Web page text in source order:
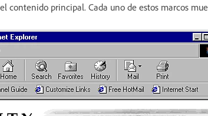
contenido principal. Cada uno de estos marcos